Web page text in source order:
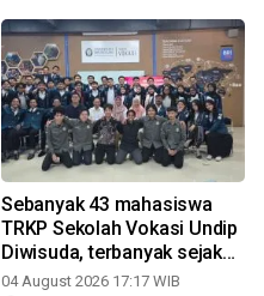
Sebanyak 43 mahasiswa
TRKP Sekolah Vokasi Undip
Diwisuda, terbanyak sejak
2019
04 August 2026 17:17 WIB